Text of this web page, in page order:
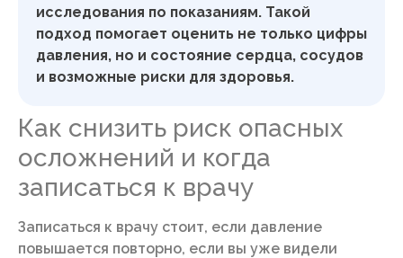
исследования по показаниям. Такой
подход помогает оценить не только цифры
давления, но и состояние сердца, сосудов
и возможные риски для здоровья.
Как снизить риск опасных
осложнений и когда
записаться к врачу
Записаться к врачу стоит, если давление
повышается повторно, если вы уже видели